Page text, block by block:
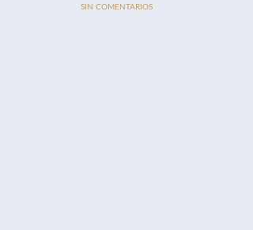
SIN COMENTARIOS